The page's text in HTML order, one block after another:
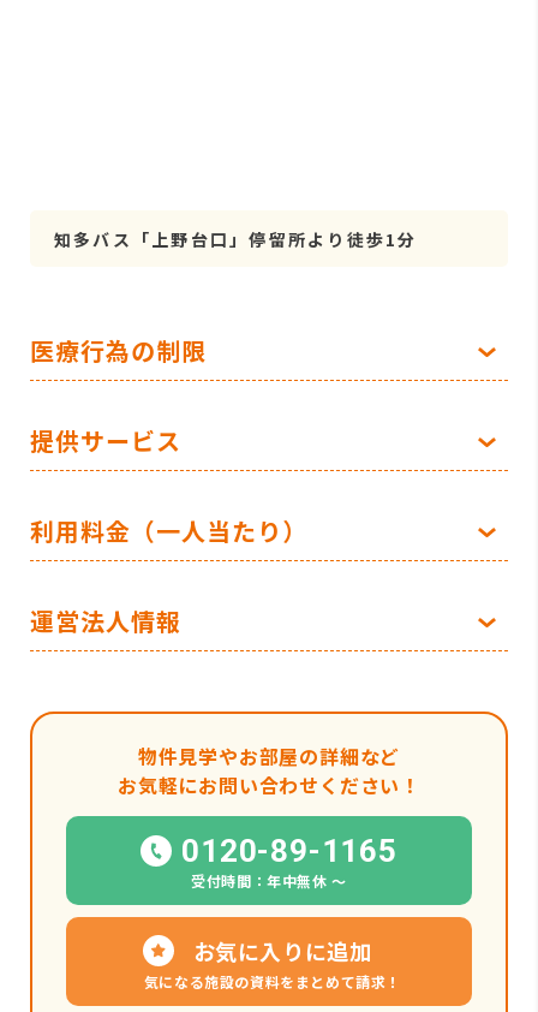
知多バス「上野台口」停留所より徒歩1分
医療行為の制限
提供サービス
利用料金（一人当たり）
運営法人情報
物件見学やお部屋の詳細など
お気軽にお問い合わせください！
0120-89-1165
受付時間：年中無休 〜
お気に入りに追加
気になる施設の資料をまとめて請求！